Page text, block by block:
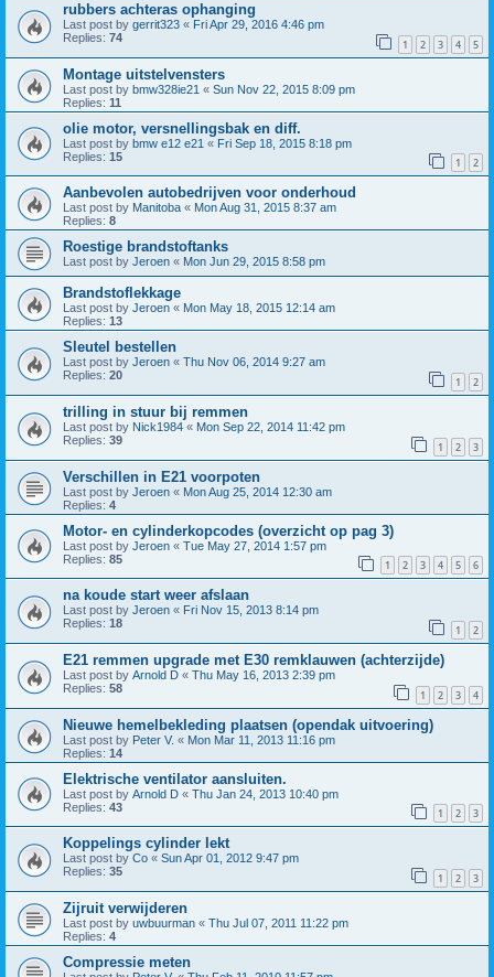
rubbers achteras ophanging
Last post by gerrit323 « Fri Apr 29, 2016 4:46 pm
Replies: 74 1 2 3 4 5
Montage uitstelvensters
Last post by bmw328ie21 « Sun Nov 22, 2015 8:09 pm
Replies: 11
olie motor, versnellingsbak en diff.
Last post by bmw e12 e21 « Fri Sep 18, 2015 8:18 pm
Replies: 15 1 2
Aanbevolen autobedrijven voor onderhoud
Last post by Manitoba « Mon Aug 31, 2015 8:37 am
Replies: 8
Roestige brandstoftanks
Last post by Jeroen « Mon Jun 29, 2015 8:58 pm
Brandstoflekkage
Last post by Jeroen « Mon May 18, 2015 12:14 am
Replies: 13
Sleutel bestellen
Last post by Jeroen « Thu Nov 06, 2014 9:27 am
Replies: 20 1 2
trilling in stuur bij remmen
Last post by Nick1984 « Mon Sep 22, 2014 11:42 pm
Replies: 39 1 2 3
Verschillen in E21 voorpoten
Last post by Jeroen « Mon Aug 25, 2014 12:30 am
Replies: 4
Motor- en cylinderkopcodes (overzicht op pag 3)
Last post by Jeroen « Tue May 27, 2014 1:57 pm
Replies: 85 1 2 3 4 5 6
na koude start weer afslaan
Last post by Jeroen « Fri Nov 15, 2013 8:14 pm
Replies: 18 1 2
E21 remmen upgrade met E30 remklauwen (achterzijde)
Last post by Arnold D « Thu May 16, 2013 2:39 pm
Replies: 58 1 2 3 4
Nieuwe hemelbekleding plaatsen (opendak uitvoering)
Last post by Peter V. « Mon Mar 11, 2013 11:16 pm
Replies: 14
Elektrische ventilator aansluiten.
Last post by Arnold D « Thu Jan 24, 2013 10:40 pm
Replies: 43 1 2 3
Koppelings cylinder lekt
Last post by Co « Sun Apr 01, 2012 9:47 pm
Replies: 35 1 2 3
Zijruit verwijderen
Last post by uwbuurman « Thu Jul 07, 2011 11:22 pm
Replies: 4
Compressie meten